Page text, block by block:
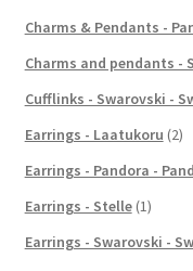
Charms & Pendants -
Charms and pendants -
Cufflinks - Swarovski -
Earrings - Laatukoru (2)
Earrings - Pandora -
Earrings - Stelle (1)
Earrings - Swarovski -